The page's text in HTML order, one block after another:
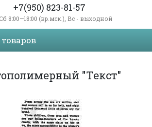
+7(950) 823-81-57
8:00—18:00 (вр.мск.), Вс - выходной
"Текст"